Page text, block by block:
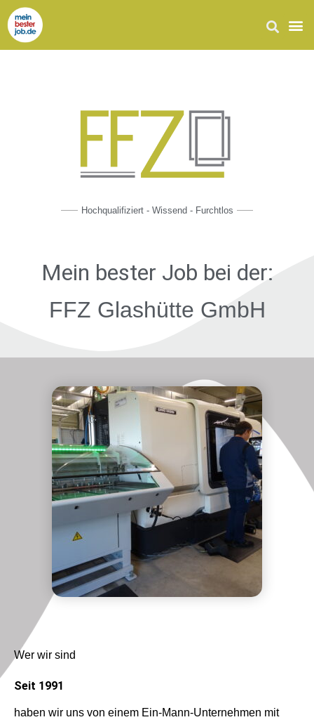
Hochqualifiziert - Wissend - Furchtlos
Mein bester Job bei der:
FFZ Glashütte GmbH
Wer wir sind
Seit 1991
haben wir uns von einem Ein-Mann-Unternehmen mit